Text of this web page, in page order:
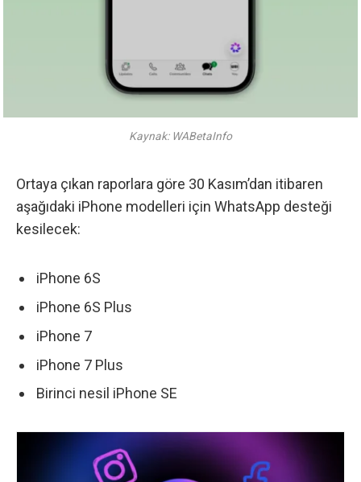
Kaynak: WABetaInfo
Ortaya çıkan raporlara göre 30 Kasım’dan itibaren
aşağıdaki iPhone modelleri için WhatsApp desteği
kesilecek:
iPhone 6S
iPhone 6S Plus
iPhone 7
iPhone 7 Plus
Birinci nesil iPhone SE